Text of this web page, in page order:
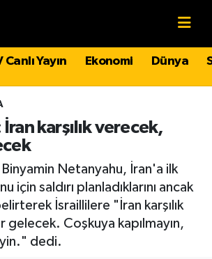
Yayın Ekonomi Dünya
karşılık verecek,
Binyamin Netanyahu, İran'a ilk
için saldırı planladıklarını ancak
İsraillilere "İran karşılık
Coşkuya kapılmayın,
dedi.
Vakitleri
Durumu ve Fikstür